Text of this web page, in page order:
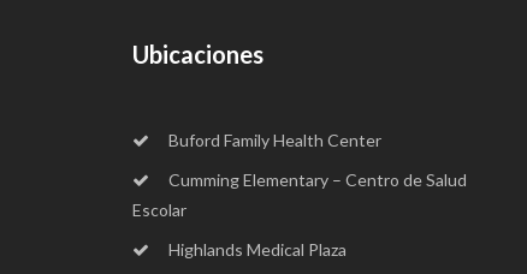
Ubicaciones
Buford Family Health Center
Cumming Elementary – Centro de Salud
Escolar
Highlands Medical Plaza